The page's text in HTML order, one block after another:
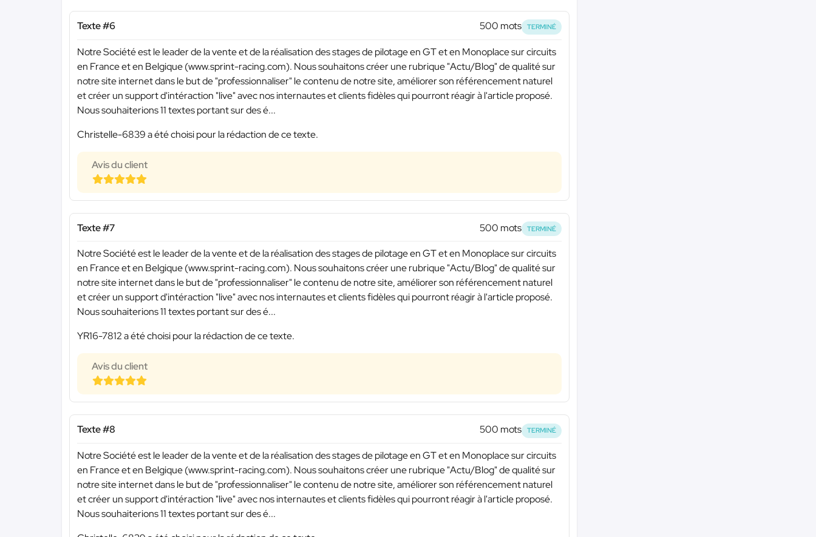
Texte #6 500 mots TERMINÉ
Notre Société est le leader de la vente et de la réalisation des stages de pilotage en GT et en Monoplace sur circuits
en France et en Belgique (www.sprint-racing.com). Nous souhaitons créer une rubrique "Actu/Blog" de qualité sur
notre site internet dans le but de "professionnaliser" le contenu de notre site, améliorer son référencement naturel
et créer un support d'intéraction "live" avec nos internautes et clients fidèles qui pourront réagir à l'article proposé.
Nous souhaiterions 11 textes portant sur des é...
Christelle-6839 a été choisi pour la rédaction de ce texte.
Avis du client
Texte #7 500 mots TERMINÉ
Notre Société est le leader de la vente et de la réalisation des stages de pilotage en GT et en Monoplace sur circuits
en France et en Belgique (www.sprint-racing.com). Nous souhaitons créer une rubrique "Actu/Blog" de qualité sur
notre site internet dans le but de "professionnaliser" le contenu de notre site, améliorer son référencement naturel
et créer un support d'intéraction "live" avec nos internautes et clients fidèles qui pourront réagir à l'article proposé.
Nous souhaiterions 11 textes portant sur des é...
YR16-7812 a été choisi pour la rédaction de ce texte.
Avis du client
Texte #8 500 mots TERMINÉ
Notre Société est le leader de la vente et de la réalisation des stages de pilotage en GT et en Monoplace sur circuits
en France et en Belgique (www.sprint-racing.com). Nous souhaitons créer une rubrique "Actu/Blog" de qualité sur
notre site internet dans le but de "professionnaliser" le contenu de notre site, améliorer son référencement naturel
et créer un support d'intéraction "live" avec nos internautes et clients fidèles qui pourront réagir à l'article proposé.
Nous souhaiterions 11 textes portant sur des é...